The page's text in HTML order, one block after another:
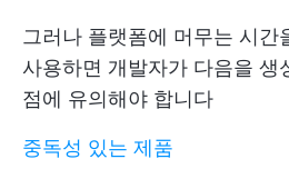
그러나 플랫폼에 머무는 시간
사용하면 개발자가 다음을 생
점에 유의해야 합니다
중독성 있는 제품